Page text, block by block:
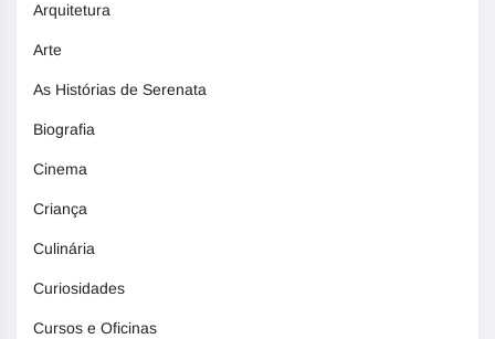
Arquitetura
Arte
As Histórias de Serenata
Biografia
Cinema
Criança
Culinária
Curiosidades
Cursos e Oficinas